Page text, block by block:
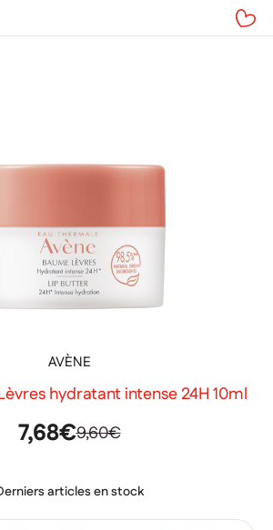
AVÈNE
hydratant intense 24H 10ml
7,68€9,60€
articles en stock